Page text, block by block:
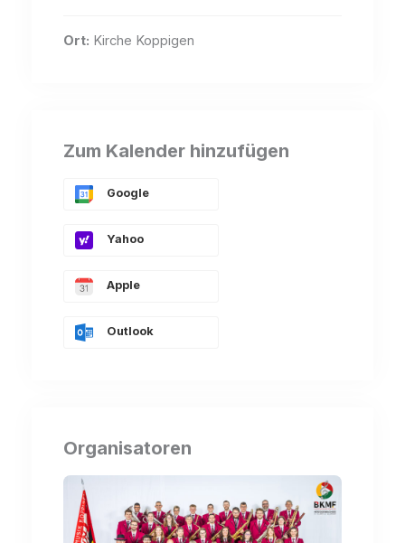
Ort: Kirche Koppigen
Zum Kalender hinzufügen
Google
Yahoo
Apple
Outlook
Organisatoren